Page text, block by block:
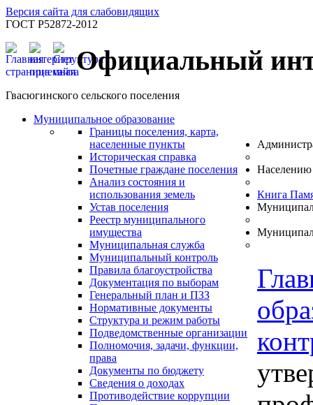
Версия сайта для слабовидящих
ГОСТ Р52872-2012
Официальный
Гвасюгинского сельского поселения
Муниципальное образование
Границы поселения, карта,
населенные пункты
Историческая справка
Почетные граждане поселения
Анализ состояния и
использования земель
Устав поселения
Реестр муниципального
имущества
Муниципальная служба
Муниципальный контроль
Правила благоустройства
Документация по выборам
Генеральный план и ПЗЗ
Нормативные документы
Структура и режим работы
Подведомственные организации
Полномочия, задачи, функции,
права
Документы по бюджету
Сведения о доходах
Противодействие коррупции
Населению
Книга